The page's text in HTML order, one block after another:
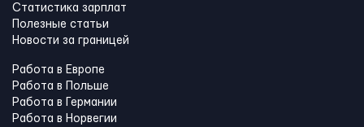
Статистика зарплат
Полезные статьи
Новости за границей
Работа в Европе
Работа в Польше
Работа в Германии
Работа в Норвегии